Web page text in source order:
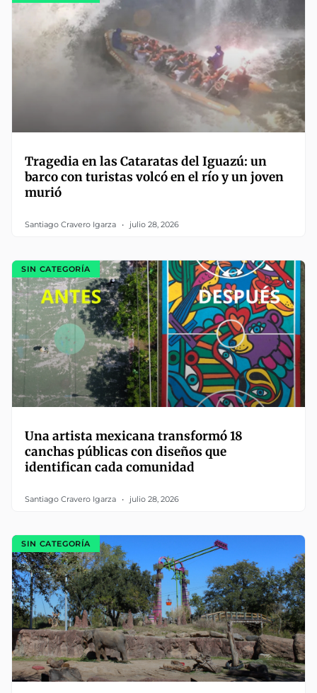
Tragedia en las Cataratas del Iguazú: un
barco con turistas volcó en el río y un joven
murió
Santiago Cravero Igarza julio 28, 2026
SIN CATEGORÍA
Una artista mexicana transformó 18
canchas públicas con diseños que
identifican cada comunidad
Santiago Cravero Igarza julio 28, 2026
SIN CATEGORÍA